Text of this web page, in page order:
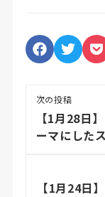
次の投稿
【1月28日
ーマにした
【1月24日